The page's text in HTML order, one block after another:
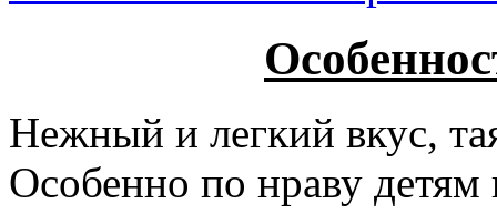
Нежный и легкий вкус,
Особенно по нраву